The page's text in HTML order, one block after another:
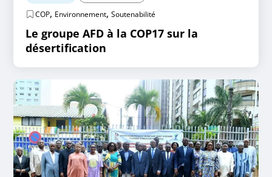
COP, Environnement,Soutenabilité
Le groupe AFD à la COP17 sur la
désertification